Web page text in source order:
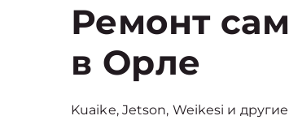
Ремонт
в Орле
Kuaike, Jetson, Weikesi и